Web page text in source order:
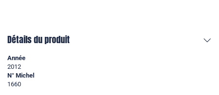
Détails du produit
Année
2012
N° Michel
1660